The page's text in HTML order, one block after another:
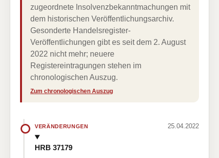
zugeordnete Insolvenzbekanntmachungen mit
dem historischen Veröffentlichungsarchiv.
Gesonderte Handelsregister-
Veröffentlichungen gibt es seit dem 2. August
2022 nicht mehr; neuere
Registereintragungen stehen im
chronologischen Auszug.
Zum chronologischen Auszug
VERÄNDERUNGEN 25.04.2022
HRB 37179